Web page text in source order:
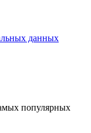
данных
популярных